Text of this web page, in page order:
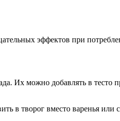
эффектов при
Их можно добавлять в
в творог вместо варенья или